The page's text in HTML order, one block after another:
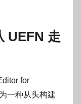
UEFN 走
for
一种从头构建